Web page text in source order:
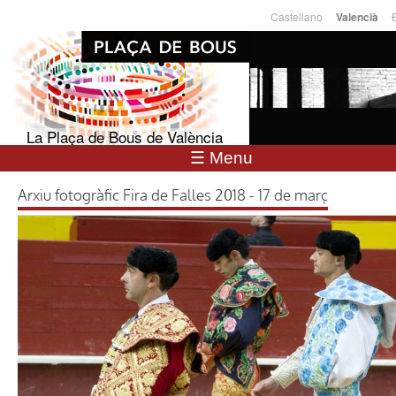
contingut
Llengües
Castellano Valencià
La Plaça de Bous de València
☰ Menu
Arxiu fotogràfic Fira de Falles 2018 - 17 de març